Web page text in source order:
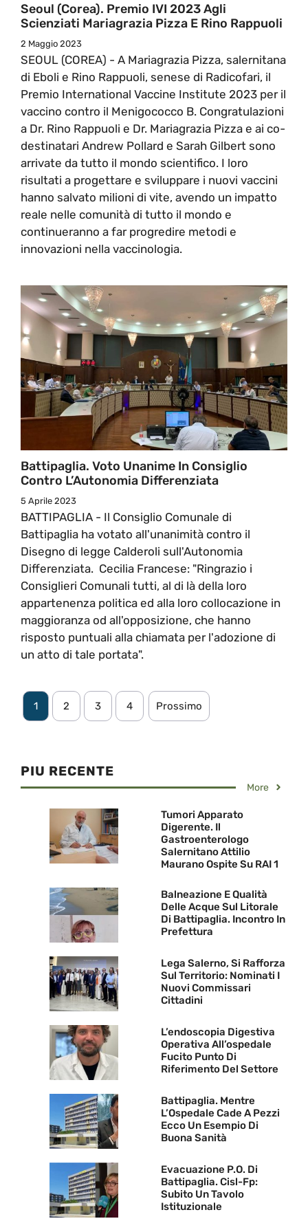
Seoul (Corea). Premio IVI 2023 Agli
Scienziati Mariagrazia Pizza E Rino Rappuoli
2 Maggio 2023
SEOUL (COREA) - A Mariagrazia Pizza, salernitana
di Eboli e Rino Rappuoli, senese di Radicofari, il
Premio International Vaccine Institute 2023 per il
vaccino contro il Menigococco B. Congratulazioni
a Dr. Rino Rappuoli e Dr. Mariagrazia Pizza e ai co-
destinatari Andrew Pollard e Sarah Gilbert sono
arrivate da tutto il mondo scientifico. I loro
risultati a progettare e sviluppare i nuovi vaccini
hanno salvato milioni di vite, avendo un impatto
reale nelle comunità di tutto il mondo e
continueranno a far progredire metodi e
innovazioni nella vaccinologia.
Battipaglia. Voto Unanime In Consiglio
Contro L’Autonomia Differenziata
5 Aprile 2023
BATTIPAGLIA - Il Consiglio Comunale di
Battipaglia ha votato all'unanimità contro il
Disegno di legge Calderoli sull'Autonomia
Differenziata. Cecilia Francese: "Ringrazio i
Consiglieri Comunali tutti, al di là della loro
appartenenza politica ed alla loro collocazione in
maggioranza od all'opposizione, che hanno
risposto puntuali alla chiamata per l'adozione di
un atto di tale portata".
1 2 3 4 Prossimo
PIU RECENTE
More
Tumori Apparato
Digerente. Il
Gastroenterologo
Salernitano Attilio
Maurano Ospite Su RAI 1
Balneazione E Qualità
Delle Acque Sul Litorale
Di Battipaglia. Incontro In
Prefettura
Lega Salerno, Si Rafforza
Sul Territorio: Nominati I
Nuovi Commissari
Cittadini
L’endoscopia Digestiva
Operativa All’ospedale
Fucito Punto Di
Riferimento Del Settore
Battipaglia. Mentre
L’Ospedale Cade A Pezzi
Ecco Un Esempio Di
Buona Sanità
Evacuazione P.O. Di
Battipaglia. Cisl-Fp:
Subito Un Tavolo
Istituzionale